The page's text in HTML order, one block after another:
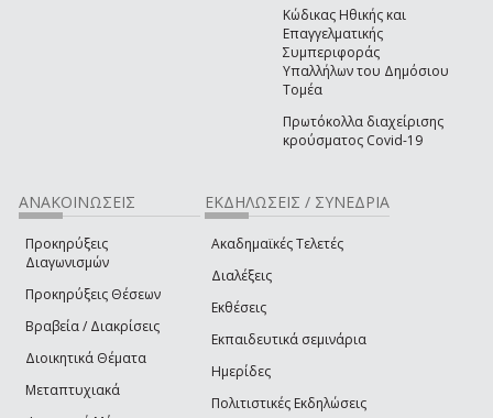
Κώδικας Ηθικής και
Επαγγελματικής
Συμπεριφοράς
Υπαλλήλων του Δημόσιου
Τομέα
Πρωτόκολλα διαχείρισης
κρούσματος Covid-19
ΑΝΑΚΟΙΝΩΣΕΙΣ
Προκηρύξεις
Διαγωνισμών
Προκηρύξεις Θέσεων
Βραβεία / Διακρίσεις
Διοικητικά Θέματα
Μεταπτυχιακά
ΕΚΔΗΛΩΣΕΙΣ / ΣΥΝΕΔΡΙΑ
Ακαδημαϊκές Τελετές
Διαλέξεις
Εκθέσεις
Εκπαιδευτικά σεμινάρια
Ημερίδες
Πολιτιστικές Εκδηλώσεις